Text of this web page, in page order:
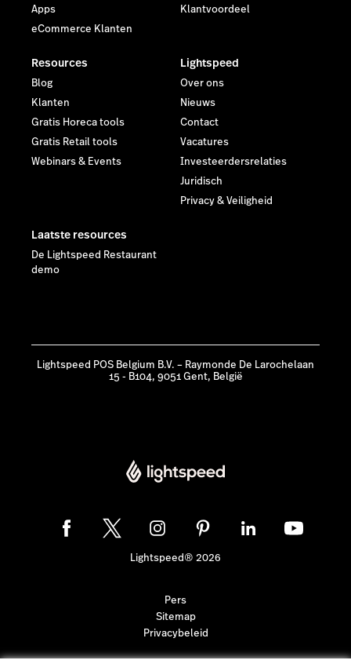
Apps
eCommerce Klanten
Klantvoordeel
Resources
Blog
Klanten
Gratis Horeca tools
Gratis Retail tools
Webinars & Events
Lightspeed
Over ons
Nieuws
Contact
Vacatures
Investeerdersrelaties
Juridisch
Privacy & Veiligheid
Laatste resources
De Lightspeed Restaurant
demo
Lightspeed POS Belgium B.V. – Raymonde De Larochelaan
15 - B104, 9051 Gent, België
Lightspeed® 2026
Pers
Sitemap
Privacybeleid